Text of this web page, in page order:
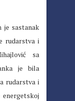
je sastanak
rudarstva i
sa
je bila
rudarstva i